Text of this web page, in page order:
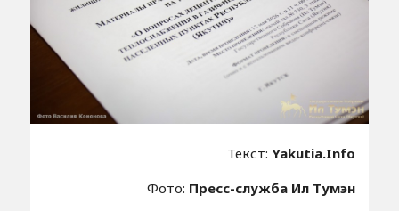
Текст:Yakutia.Info
Фото: Пресс-служба Ил Тумэн